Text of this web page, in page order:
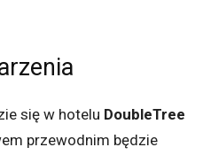
się w hotelu DoubleTree
przewodnim będzie